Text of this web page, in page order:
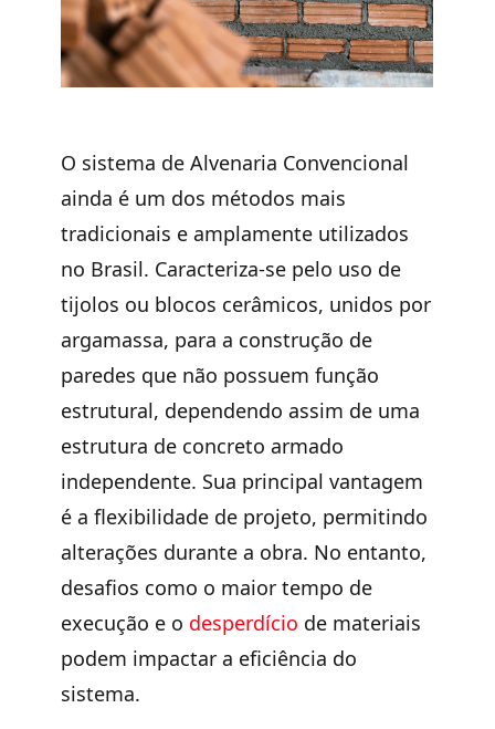
O sistema de Alvenaria Convencional
ainda é um dos métodos mais
tradicionais e amplamente utilizados
no Brasil. Caracteriza-se pelo uso de
tijolos ou blocos cerâmicos, unidos por
argamassa, para a construção de
paredes que não possuem função
estrutural, dependendo assim de uma
estrutura de concreto armado
independente. Sua principal vantagem
é a flexibilidade de projeto, permitindo
alterações durante a obra. No entanto,
desafios como o maior tempo de
execução e o desperdício de materiais
podem impactar a eficiência do
sistema.